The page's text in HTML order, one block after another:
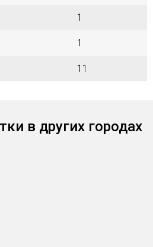
1
1
11
в других городах